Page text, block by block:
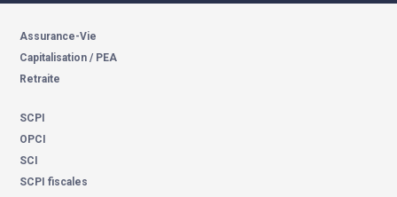
Assurance-Vie
Capitalisation / PEA
Retraite
SCPI
OPCI
SCI
SCPI fiscales